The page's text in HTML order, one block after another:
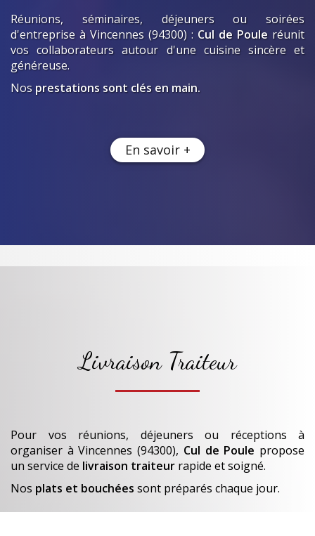
Réunions, séminaires, déjeuners ou soirées
d'entreprise à Vincennes (94300) : Cul de Poule réunit
vos collaborateurs autour d'une cuisine sincère et
généreuse.
Nos prestations sont clés en main.
En savoir +
Livraison Traiteur
Pour vos réunions, déjeuners ou réceptions à
organiser à Vincennes (94300), Cul de Poule propose
un service de livraison traiteur rapide et soigné.
Nos plats et bouchées sont préparés chaque jour.